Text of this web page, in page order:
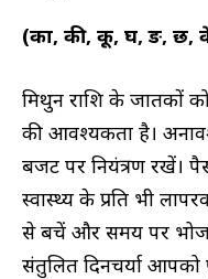
(का, की, कू, घ, ङ, छ,
मिथुन राशि के जातकों
की आवश्यकता है।
बजट पर नियंत्रण रखें।
स्वास्थ्य के प्रति भी
से बचें और समय पर
संतुलित दिनचर्या आपको